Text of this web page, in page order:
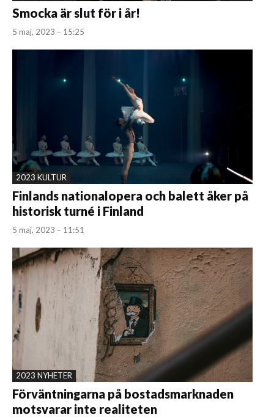
Smocka är slut för i år!
5 maj, 2023 – 15:25
2023 KULTUR
Finlands nationalopera och balett åker på
historisk turné i Finland
5 maj, 2023 – 11:51
2023 NYHETER
Förväntningarna på bostadsmarknaden
motsvarar inte realiteten